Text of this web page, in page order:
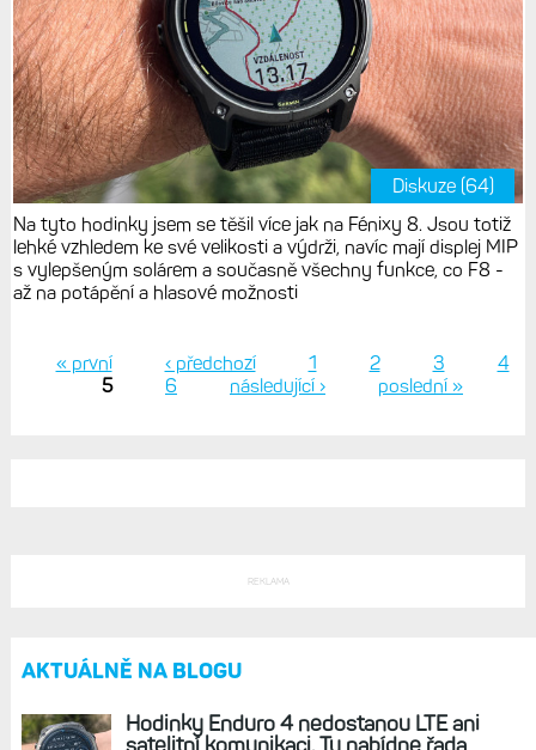
Diskuze (64)
Na tyto hodinky jsem se těšil více jak na Fénixy 8. Jsou totiž
lehké vzhledem ke své velikosti a výdrži, navíc mají displej MIP
s vylepšeným solárem a současně všechny funkce, co F8 -
až na potápění a hlasové možnosti
Stránky
« první ‹ předchozí 1 2 3
4
5
6 následující › poslední »